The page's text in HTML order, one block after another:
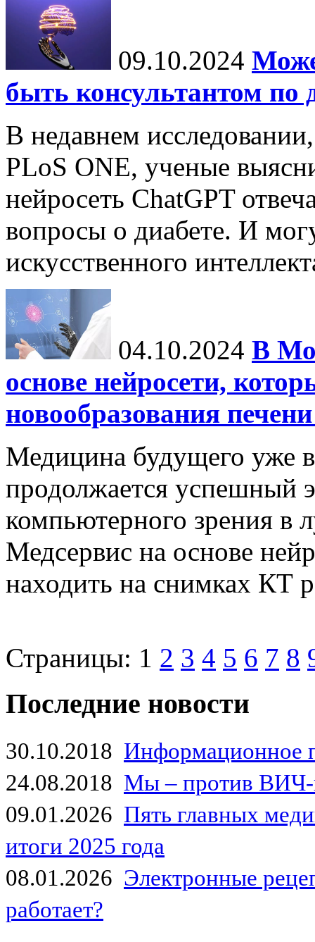
09.10.2024
быть консультантом по
В недавнем
PLoS ONE, ученые
нейросеть ChatGPT
вопросы о диабете. И
искусственного
04.10.2024 В
основе нейросети,
новообразования
Медицина будущего уже
продолжается успешный
компьютерного зрения в
Медсервис на основе
находить на снимках КТ
Страницы: 1 2 3 4 5 6 7 8
Последние новости
30.10.2018 Информационное
24.08.2018 Мы – против
09.01.2026 Пять главных
итоги 2025 года
08.01.2026 Электронные
работает?